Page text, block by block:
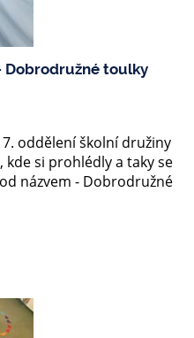
Dobrodružné toulky
7. oddělení školní družiny
kde si prohlédly a taky se
názvem - Dobrodružné